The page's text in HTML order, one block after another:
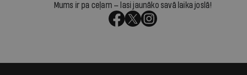
Mums ir pa ceļam — lasi jaunāko savā laika joslā!